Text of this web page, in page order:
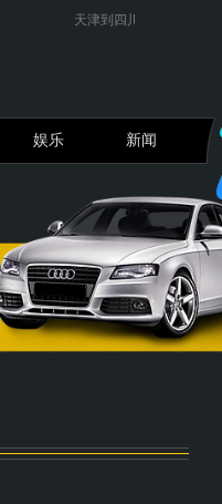
超值七日游等你来！...
娱乐 新闻